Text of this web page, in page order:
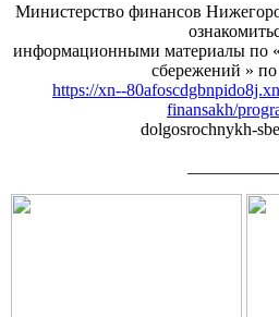
Министерство финансов
информационными материалы по
сбережений »
https://xn--
finansakh/
dolgosrochnykh-